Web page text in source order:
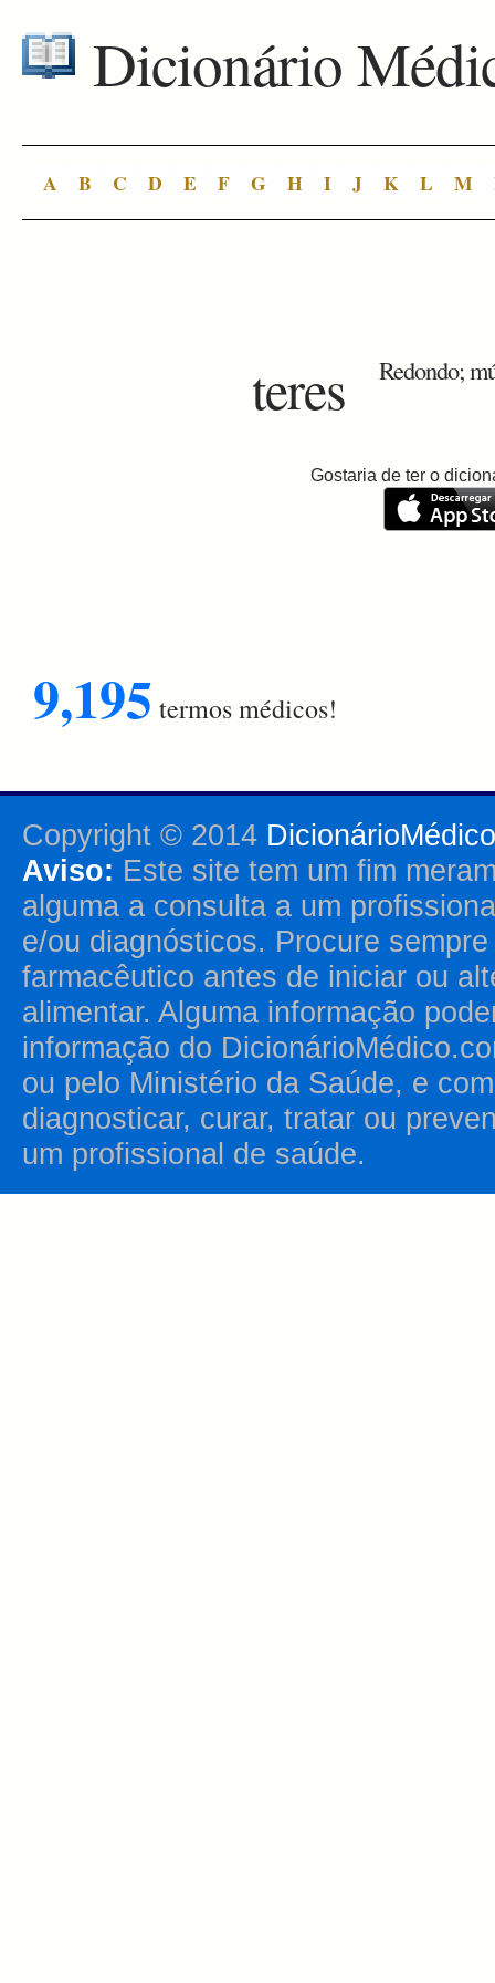
Dicionário
A B C D E F G H I J K L M
teres Redondo;
Gostaria de ter o
9,195 termos médicos!
Copyright © 2014
Aviso: Este site tem um fim
alguma a consulta a um
e/ou diagnósticos. Procure
farmacêutico antes de iniciar ou
alimentar. Alguma informação
informação do
ou pelo Ministério da Saúde, e
diagnosticar, curar, tratar ou
um profissional de saúde.